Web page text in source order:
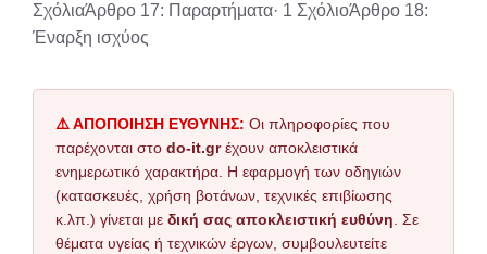
ΣχόλιαΆρθρο 17: Παραρτήματα· 1 ΣχόλιοΆρθρο 18:
Έναρξη ισχύος
⚠️ ΑΠΟΠΟΙΗΣΗ ΕΥΘΥΝΗΣ: Οι πληροφορίες που
παρέχονται στο do-it.grέχουν αποκλειστικά
ενημερωτικό χαρακτήρα. Η εφαρμογή των οδηγιών
(κατασκευές, χρήση βοτάνων, τεχνικές επιβίωσης
κ.λπ.) γίνεται με δική σας αποκλειστική ευθύνη . Σε
θέματα υγείας ή τεχνικών έργων, συμβουλευτείτε